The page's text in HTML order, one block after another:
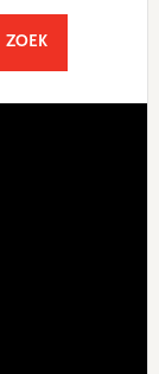
ZOEKSEARCH